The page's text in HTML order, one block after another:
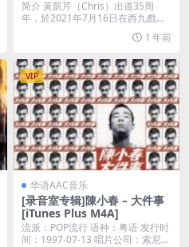
nes Plus M4A]
简介 黃凱芹（Chris）出道35周
年，於2021年7月16日在西九戲曲
1 年前
VIP
华语AAC音乐
[录音室专辑]陳小春 – 大件事
[iTunes Plus M4A]
流派：POP流行 语种：粤语 发行时
间：1997-07-13 唱片公司：索尼音